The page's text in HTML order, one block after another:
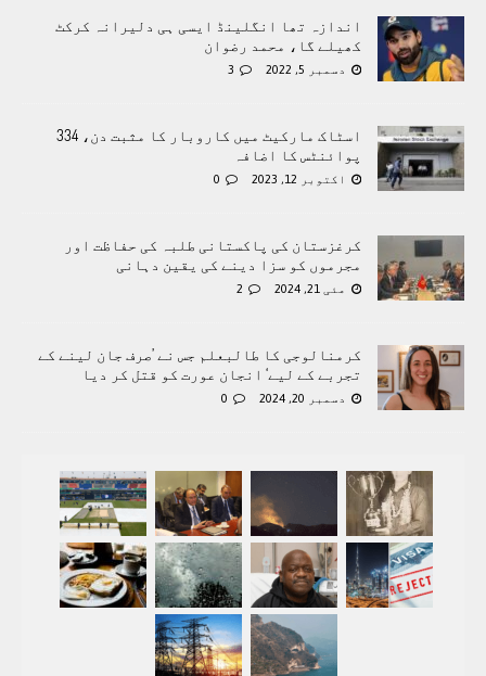
اندازہ تھا انگلینڈ ایسی ہی دلیرانہ کرکٹ
کھیلے گا، محمد رضوان
دسمبر 5, 2022 3
اسٹاک مارکیٹ میں کاروبار کا مثبت دن، 334
پوائنٹس کا اضافہ
اکتوبر 12, 2023 0
کرغزستان کی پاکستانی طلبہ کی حفاظت اور
مجرموں کو سزا دینے کی یقین دہانی
مئی 21, 2024 2
کرمنالوجی کا طالبعلم جس نے ’صرف جان لینے کے
تجربے کے لیے‘ انجان عورت کو قتل کر دیا
دسمبر 20, 2024 0